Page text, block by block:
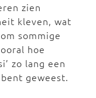
zien
kleven, wat
sommige
hoe
zo lang een
geweest.